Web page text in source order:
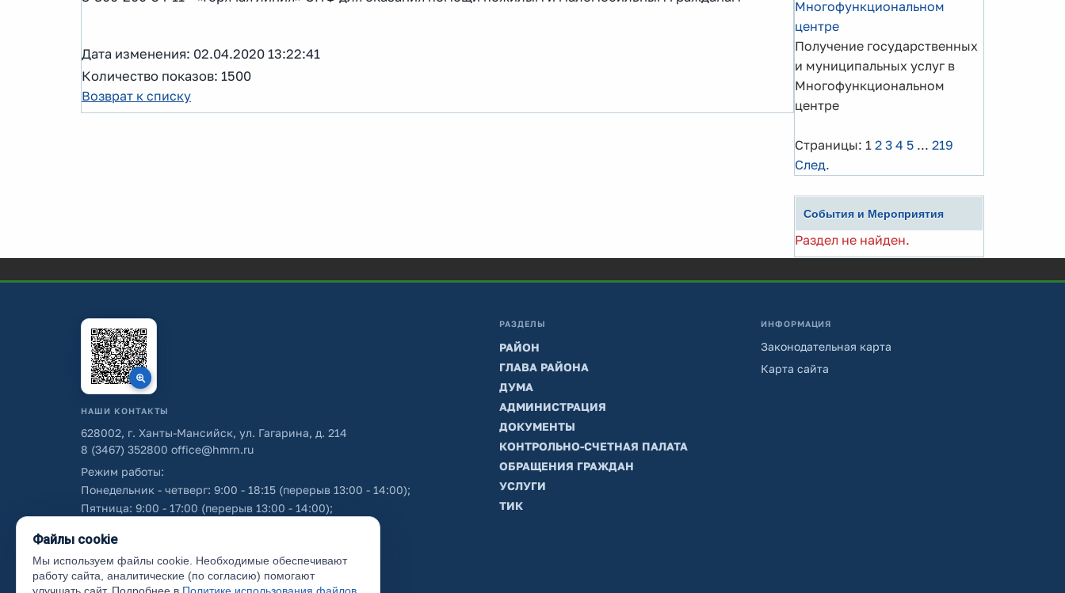
Дата изменения: 02.04.2020 13:22:41
Количество показов: 1500
Возврат к списку
Многофункциональном
центре
Получение государственных
и муниципальных услуг в
Многофункциональном
центре
Страницы: 1 2 3 4 5 ... 219
След.
События и Мероприятия
Раздел не найден.
НАШИ КОНТАКТЫ
628002, г. Ханты-Мансийск, ул. Гагарина, д. 214
8 (3467) 352800 office@hmrn.ru
Режим работы:
Понедельник - четверг: 9:00 - 18:15 (перерыв 13:00 - 14:00);
Пятница: 9:00 - 17:00 (перерыв 13:00 - 14:00);
Об использовании персональных данных
РАЗДЕЛЫ
РАЙОН
ГЛАВА РАЙОНА
ДУМА
АДМИНИСТРАЦИЯ
ДОКУМЕНТЫ
КОНТРОЛЬНО-СЧЕТНАЯ ПАЛАТА
ОБРАЩЕНИЯ ГРАЖДАН
УСЛУГИ
ТИК
ИНФОРМАЦИЯ
Законодательная карта
Карта сайта
Файлы cookie
Мы используем файлы cookie. Необходимые обеспечивают
работу сайта, аналитические (по согласию) помогают